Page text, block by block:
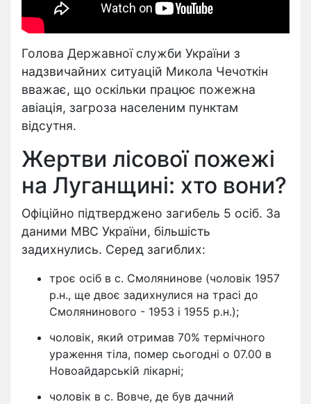
Голова Державної служби України з
надзвичайних ситуацій Микола Чечоткін
вважає, що оскільки працює пожежна
авіація, загроза населеним пунктам
відсутня.
Жертви лісової пожежі
на Луганщині: хто вони?
Офіційно підтверджено загибель 5 осіб. За
даними МВС України, більшість
задихнулись. Серед загиблих:
троє осіб в с. Смолянинове (чоловік 1957
р.н., ще двоє задихнулися на трасі до
Смолянинового - 1953 і 1955 р.н.);
чоловік, який отримав 70% термічного
ураження тіла, помер сьогодні о 07.00 в
Новоайдарській лікарні;
чоловік в с. Вовче, де був дачний